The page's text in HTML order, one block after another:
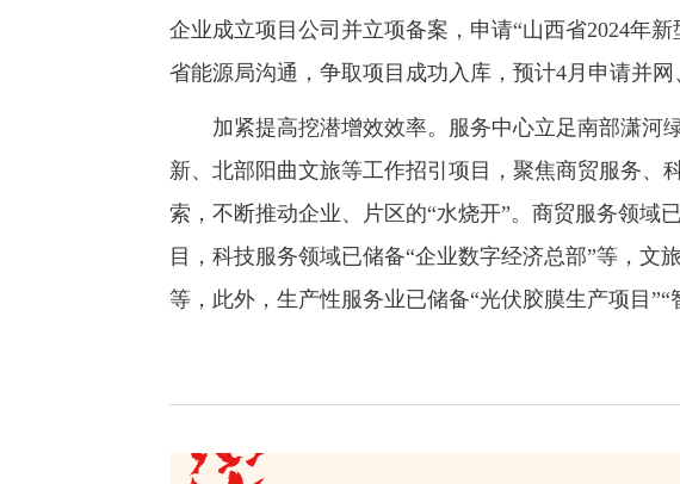
企业成立项目公司并立项备案，申请“山西省2024年
省能源局沟通，争取项目成功入库，预计4月申请并网
加紧提高挖潜增效效率。服务中心立足南部潇河
新、北部阳曲文旅等工作招引项目，聚焦商贸服务、
索，不断推动企业、片区的“水烧开”。商贸服务领域
目，科技服务领域已储备“企业数字经济总部”等，文
等，此外，生产性服务业已储备“光伏胶膜生产项目”“